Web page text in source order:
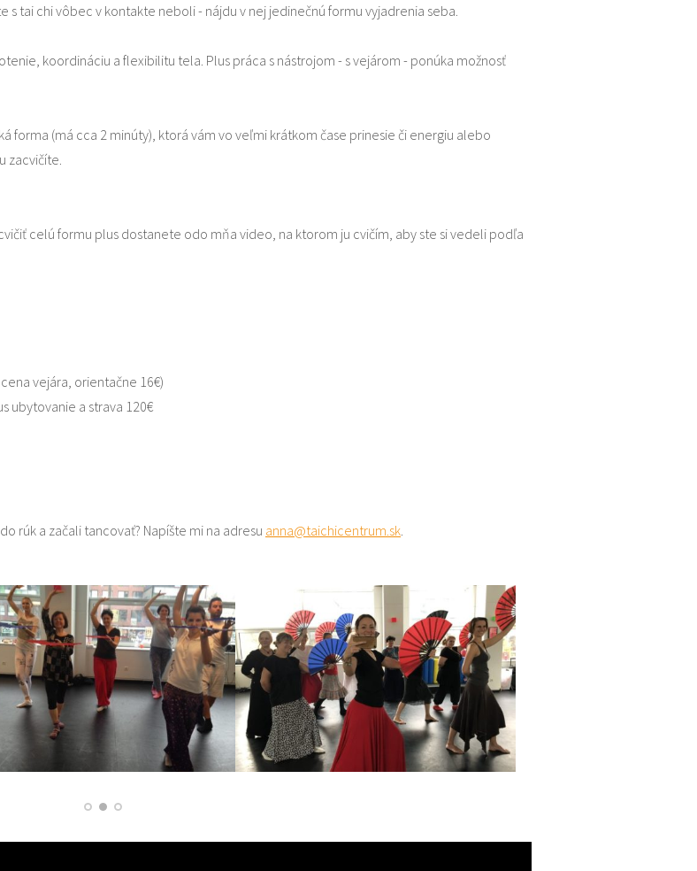
tai chi vôbec v kontakte neboli - nájdu v nej jedinečnú formu vyjadrenia seba.
koordináciu a flexibilitu tela. Plus práca s nástrojom - s vejárom - ponúka možnosť
forma (má cca 2 minúty), ktorá vám vo veľmi krátkom čase prinesie či energiu alebo
zacvičíte.
celú formu plus dostanete odo mňa video, na ktorom ju cvičím, aby ste si vedeli podľa
vejára, orientačne 16€)
ubytovanie a strava 120€
rúk a začali tancovať? Napíšte mi na adresu anna@taichicentrum.sk